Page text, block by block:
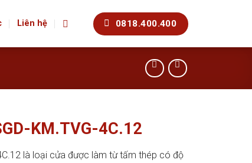
Liên hệ 0818.400.400
KM.TVG-4C.12
là loại cửa được làm từ tấm thép có độ